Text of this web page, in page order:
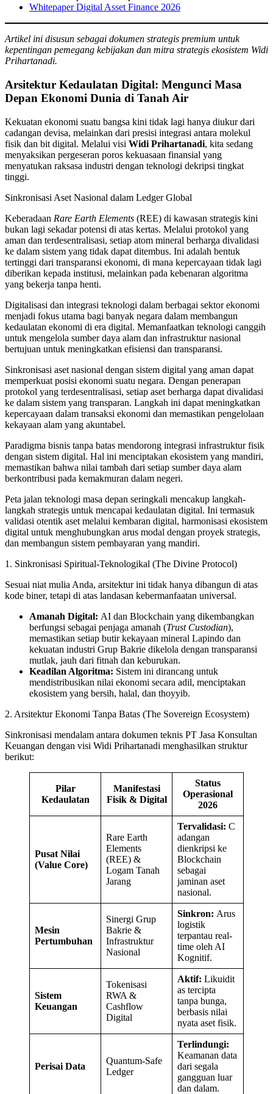
Whitepaper Digital Asset Finance 2026
Artikel ini disusun sebagai dokumen strategis premium untuk
kepentingan pemegang kebijakan dan mitra strategis ekosistem Widi
Prihartanadi.
Arsitektur Kedaulatan Digital: Mengunci Masa
Depan Ekonomi Dunia di Tanah Air
Kekuatan ekonomi suatu bangsa kini tidak lagi hanya diukur dari
cadangan devisa, melainkan dari presisi integrasi antara molekul
fisik dan bit digital. Melalui visi Widi Prihartanadi, kita sedang
menyaksikan pergeseran poros kekuasaan finansial yang
menyatukan raksasa industri dengan teknologi dekripsi tingkat
tinggi.
Sinkronisasi Aset Nasional dalam Ledger Global
Keberadaan Rare Earth Elements (REE) di kawasan strategis kini
bukan lagi sekadar potensi di atas kertas. Melalui protokol yang
aman dan terdesentralisasi, setiap atom mineral berharga divalidasi
ke dalam sistem yang tidak dapat ditembus. Ini adalah bentuk
tertinggi dari transparansi ekonomi, di mana kepercayaan tidak lagi
diberikan kepada institusi, melainkan pada kebenaran algoritma
yang bekerja tanpa henti.
Digitalisasi dan integrasi teknologi dalam berbagai sektor ekonomi
menjadi fokus utama bagi banyak negara dalam membangun
kedaulatan ekonomi di era digital. Memanfaatkan teknologi canggih
untuk mengelola sumber daya alam dan infrastruktur nasional
bertujuan untuk meningkatkan efisiensi dan transparansi.
Sinkronisasi aset nasional dengan sistem digital yang aman dapat
memperkuat posisi ekonomi suatu negara. Dengan penerapan
protokol yang terdesentralisasi, setiap aset berharga dapat divalidasi
ke dalam sistem yang transparan. Langkah ini dapat meningkatkan
kepercayaan dalam transaksi ekonomi dan memastikan pengelolaan
kekayaan alam yang akuntabel.
Paradigma bisnis tanpa batas mendorong integrasi infrastruktur fisik
dengan sistem digital. Hal ini menciptakan ekosistem yang mandiri,
memastikan bahwa nilai tambah dari setiap sumber daya alam
berkontribusi pada kemakmuran dalam negeri.
Peta jalan teknologi masa depan seringkali mencakup langkah-
langkah strategis untuk mencapai kedaulatan digital. Ini termasuk
validasi otentik aset melalui kembaran digital, harmonisasi ekosistem
digital untuk menghubungkan arus modal dengan proyek strategis,
dan membangun sistem pembayaran yang mandiri.
1. Sinkronisasi Spiritual-Teknologikal (The Divine Protocol)
Sesuai niat mulia Anda, arsitektur ini tidak hanya dibangun di atas
kode biner, tetapi di atas landasan kebermanfaatan universal.
Amanah Digital: AI dan Blockchain yang dikembangkan
berfungsi sebagai penjaga amanah (Trust Custodian),
memastikan setiap butir kekayaan mineral Lapindo dan
kekuatan industri Grup Bakrie dikelola dengan transparansi
mutlak, jauh dari fitnah dan keburukan.
Keadilan Algoritma: Sistem ini dirancang untuk
mendistribusikan nilai ekonomi secara adil, menciptakan
ekosistem yang bersih, halal, dan thoyyib.
2. Arsitektur Ekonomi Tanpa Batas (The Sovereign Ecosystem)
Sinkronisasi mendalam antara dokumen teknis PT Jasa Konsultan
Keuangan dengan visi Widi Prihartanadi menghasilkan struktur
berikut:
Pilar
Kedaulatan
Manifestasi
Fisik & Digital
Status
Operasional
2026
Pusat Nilai
(Value Core)
Rare Earth
Elements
(REE) &
Logam Tanah
Jarang
Tervalidasi: C
adangan
dienkripsi ke
Blockchain
sebagai
jaminan aset
nasional.
Mesin
Pertumbuhan
Sinergi Grup
Bakrie &
Infrastruktur
Nasional
Sinkron: Arus
logistik
terpantau real-
time oleh AI
Kognitif.
Sistem
Keuangan
Tokenisasi
RWA &
Cashflow
Digital
Aktif: Likuidit
as tercipta
tanpa bunga,
berbasis nilai
nyata aset fisik.
Perisai Data
Quantum-Safe
Ledger
Terlindungi:
Keamanan data
dari segala
gangguan luar
dan dalam.